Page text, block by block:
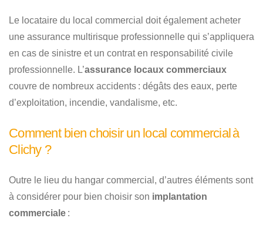
Le locataire du local commercial doit également acheter
une assurance multirisque professionnelle qui s’appliquera
en cas de sinistre et un contrat en responsabilité civile
professionnelle. L’assurance locaux commerciaux
couvre de nombreux accidents : dégâts des eaux, perte
d’exploitation, incendie, vandalisme, etc.
Comment bien choisir un local commercial à
Clichy ?
Outre le lieu du hangar commercial, d’autres éléments sont
à considérer pour bien choisir son implantation
commerciale :